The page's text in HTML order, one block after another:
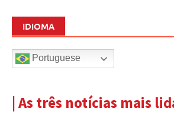
IDIOMA
Portuguese
| As três notícias mais